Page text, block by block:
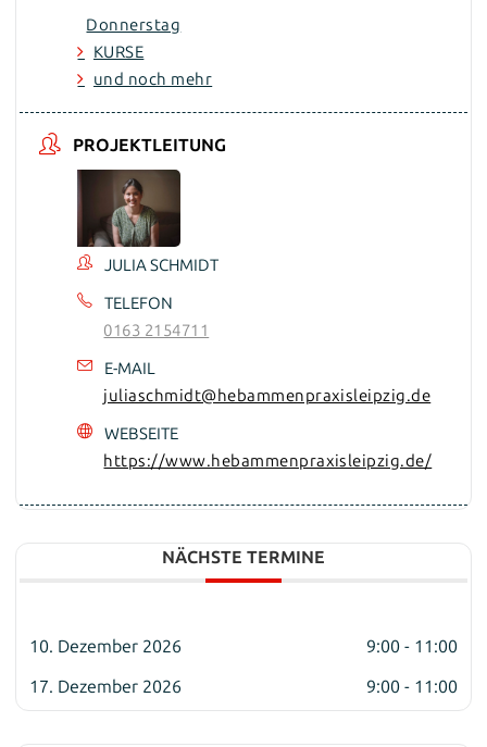
Donnerstag
KURSE
und noch mehr
PROJEKTLEITUNG
JULIA SCHMIDT
TELEFON
0163 2154711
E-MAIL
juliaschmidt@hebammenpraxisleipzig.de
WEBSEITE
https://www.hebammenpraxisleipzig.de/
NÄCHSTE TERMINE
10. Dezember 2026
9:00 - 11:00
17. Dezember 2026
9:00 - 11:00